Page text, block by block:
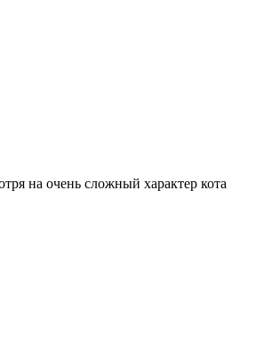
на очень сложный характер кота